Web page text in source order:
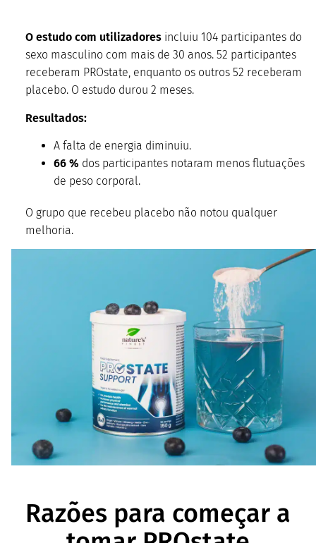
O estudo com utilizadores incluiu 104 participantes do
sexo masculino com mais de 30 anos. 52 participantes
receberam PROstate, enquanto os outros 52 receberam
placebo. O estudo durou 2 meses.
Resultados:
A falta de energia diminuiu.
66 % dos participantes notaram menos flutuações
de peso corporal.
O grupo que recebeu placebo não notou qualquer
melhoria.
Razões para começar a